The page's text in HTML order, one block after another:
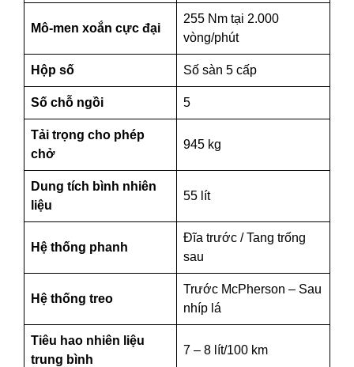
Mô-men xoắn cực đại
255 Nm tại 2.000
vòng/phút
Hộp số Số sàn 5 cấp
Số chỗ ngồi 5
Tải trọng cho phép
chở
945 kg
Dung tích bình nhiên
liệu
55 lít
Hệ thống phanh
Đĩa trước / Tang trống
sau
Hệ thống treo
Trước McPherson – Sau
nhíp lá
Tiêu hao nhiên liệu
trung bình
7 – 8 lít/100 km